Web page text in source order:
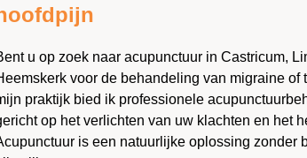
u op zoek naar acupunctuur in Castricum,
voor de behandeling van migraine of
praktijk bied ik professionele
op het verlichten van uw klachten en het
is een natuurlijke oplossing zonder